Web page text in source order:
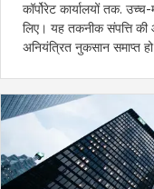
कॉर्पोरेट कार्यालयों तक.
लिए। यह तकनीक संपत्ति की
अनियंत्रित नुकसान समाप्त